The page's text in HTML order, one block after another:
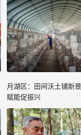
月湖区：田间沃土铺新
赋能促振兴